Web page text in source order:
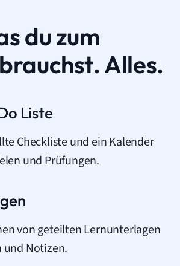
du zum
Alles.
Liste
Checkliste und ein Kalender
und Prüfungen.
von geteilten Lernunterlagen
Notizen.